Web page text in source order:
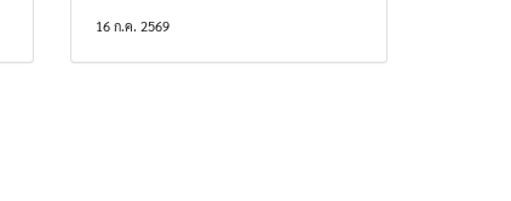
16 ก.ค. 2569